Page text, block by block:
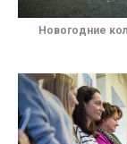
Новогодние